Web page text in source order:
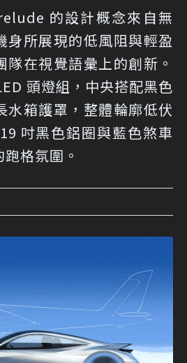
的設計概念來自無
身所展現的低風阻與輕盈
在視覺語彙上的創新。
頭燈組，中央搭配黑色
水箱護罩，整體輪廓低伏
吋黑色鋁圈與藍色煞車
格氛圍。